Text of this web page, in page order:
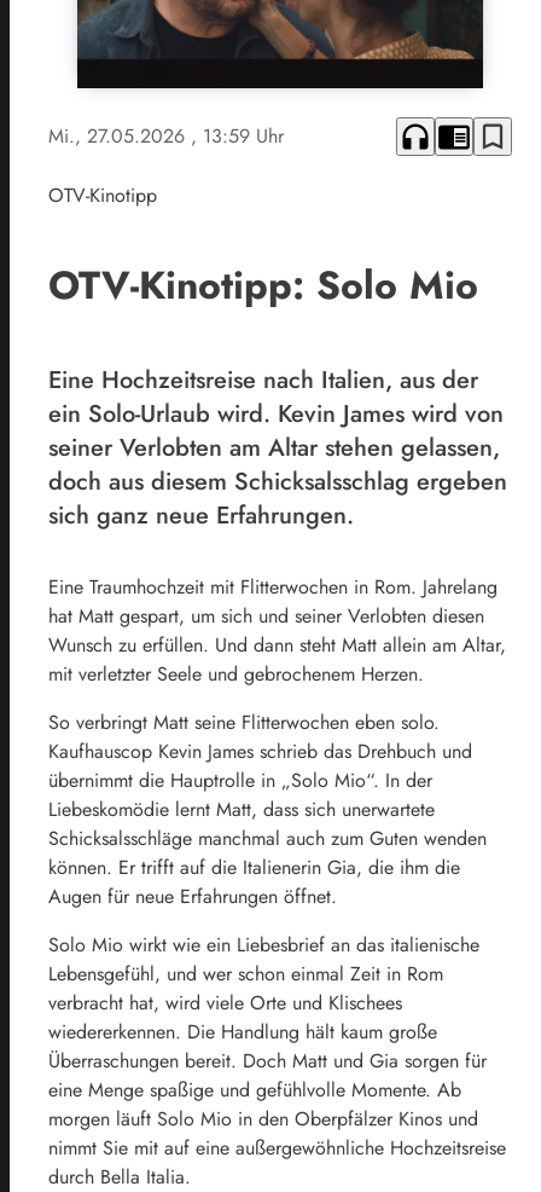
Mi., 27.05.2026 , 13:59 Uhr headphones chrome_reader_mode bookmark_border
OTV-Kinotipp
OTV-Kinotipp: Solo Mio
Eine Hochzeitsreise nach Italien, aus der
ein Solo-Urlaub wird. Kevin James wird von
seiner Verlobten am Altar stehen gelassen,
doch aus diesem Schicksalsschlag ergeben
sich ganz neue Erfahrungen.
Eine Traumhochzeit mit Flitterwochen in Rom. Jahrelang
hat Matt gespart, um sich und seiner Verlobten diesen
Wunsch zu erfüllen. Und dann steht Matt allein am Altar,
mit verletzter Seele und gebrochenem Herzen.
So verbringt Matt seine Flitterwochen eben solo.
Kaufhauscop Kevin James schrieb das Drehbuch und
übernimmt die Hauptrolle in „Solo Mio“. In der
Liebeskomödie lernt Matt, dass sich unerwartete
Schicksalsschläge manchmal auch zum Guten wenden
können. Er trifft auf die Italienerin Gia, die ihm die
Augen für neue Erfahrungen öffnet.
Solo Mio wirkt wie ein Liebesbrief an das italienische
Lebensgefühl, und wer schon einmal Zeit in Rom
verbracht hat, wird viele Orte und Klischees
wiedererkennen. Die Handlung hält kaum große
Überraschungen bereit. Doch Matt und Gia sorgen für
eine Menge spaßige und gefühlvolle Momente. Ab
morgen läuft Solo Mio in den Oberpfälzer Kinos und
nimmt Sie mit auf eine außergewöhnliche Hochzeitsreise
durch Bella Italia.